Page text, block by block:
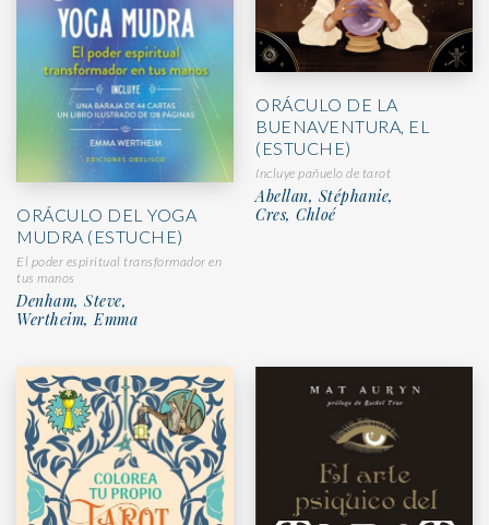
ORÁCULO DEL YOGA
MUDRA (ESTUCHE)
El poder espiritual transformador en
tus manos
Denham, Steve,
Wertheim, Emma
ORÁCULO DE LA
BUENAVENTURA, EL
(ESTUCHE)
Incluye pañuelo de tarot
Abellan, Stéphanie,
Cres, Chloé